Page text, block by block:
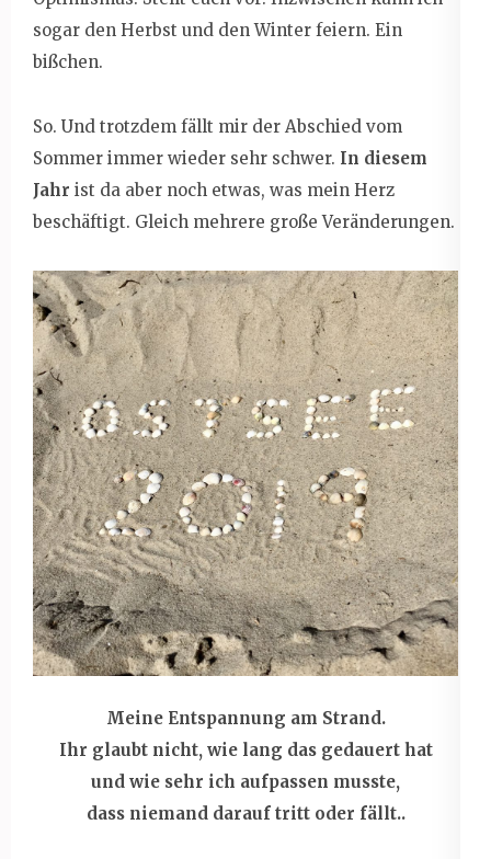
sogar den Herbst und den Winter feiern. Ein
bißchen.
So. Und trotzdem fällt mir der Abschied vom
Sommer immer wieder sehr schwer. In diesem
Jahr ist da aber noch etwas, was mein Herz
beschäftigt. Gleich mehrere große Veränderungen.
Meine Entspannung am Strand.
Ihr glaubt nicht, wie lang das gedauert hat
und wie sehr ich aufpassen musste,
dass niemand darauf tritt oder fällt..